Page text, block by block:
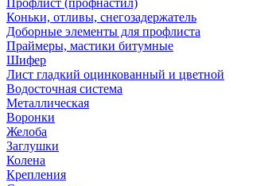
Профлист (профнастил)
Коньки, отливы, снегозадержатель
Доборные элементы для профлиста
Праймеры, мастики битумные
Шифер
Лист гладкий оцинкованный и цветной
Водосточная система
Металлическая
Воронки
Желоба
Заглушки
Колена
Крепления